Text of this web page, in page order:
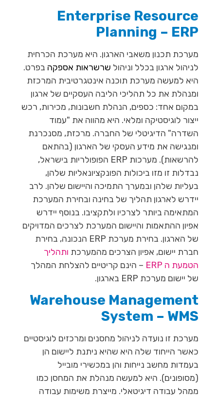
Enterprise Resource
Planning – ERP
מערכת תכנון משאבי הארגון. היא מערכת הכרחית
לניהול ארגון בכלל וניהול שרשראות אספקה בפרט.
היא למעשה מערכת תוכנה אינטגרטיבית המרכזת
ומנהלת את כל תהליכי הליבה העסקיים של ארגון
במקום אחד: כספים, הנהלת חשבונות, מכירות, רכש
ייצור לוגיסטיקה ומלאי. היא מהווה את "עמוד
השדרה" הדיגיטלי של החברה. מרכזת, מסנכרנת
ומנגישה את מידע העסקי של הארגון (בהתאם
להרשאות). מערכות ERP הפופולריות בישראל,
נבדלות זו מזו ביכולות הפונקציונאליות שלהן,
בעליות שלהן ובמערך התמיכה והיישום שלהן. לרב
יידרש לארגון תהליך של בחינה ובחירת המערכת
המתאימה ביותר לצרכיו ולתקציבו. בנוסף יידרש
אפיון ההתאמות והיישום המערכת לצרכים המדויקים
של הארגון. בחירת מערכת ERP הנכונה, בחירת
חברת יישום, אפיון הצרכים מהמערכת ותהליך
הטמעת ה ERP
– הינם קריטיים להצלחת המהלך
של יישום מערכת ERP בארגון.
Warehouse Management
System – WMS
מערכת זו נועדה לניהול מחסנים ומרכזים לוגיסטיים
כאשר הייחוד שלה היא שהיא ניתנת ליישום הן
בעמדות מחשב נייחות והן במכשירי מובייל
(מסופונים). היא למעשה מנהלת את המחסן כמו
ממהל עבודה דיגיטאלי. מייצרת משימות עבודה